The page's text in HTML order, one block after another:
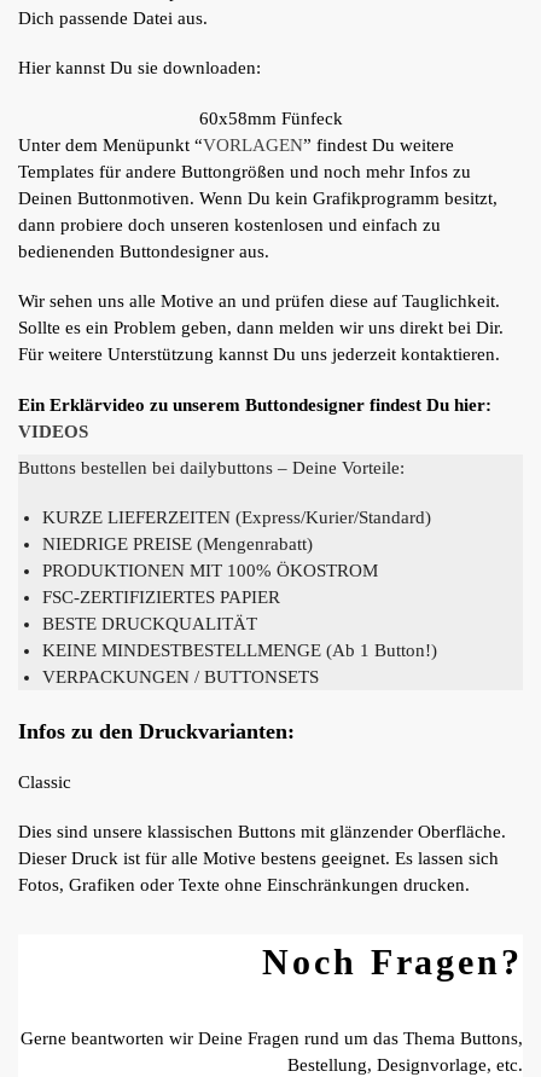
Dich passende Datei aus.
Hier kannst Du sie downloaden:
60x58mm Fünfeck
Unter dem Menüpunkt “VORLAGEN” findest Du weitere
Templates für andere Buttongrößen und noch mehr Infos zu
Deinen Buttonmotiven. Wenn Du kein Grafikprogramm besitzt,
dann probiere doch unseren kostenlosen und einfach zu
bedienenden Buttondesigner aus.
Wir sehen uns alle Motive an und prüfen diese auf Tauglichkeit.
Sollte es ein Problem geben, dann melden wir uns direkt bei Dir.
Für weitere Unterstützung kannst Du uns jederzeit kontaktieren.
Ein Erklärvideo zu unserem Buttondesigner findest Du hier:
VIDEOS
Buttons bestellen bei dailybuttons – Deine Vorteile:
KURZE LIEFERZEITEN (Express/Kurier/Standard)
NIEDRIGE PREISE (Mengenrabatt)
PRODUKTIONEN MIT 100% ÖKOSTROM
FSC-ZERTIFIZIERTES PAPIER
BESTE DRUCKQUALITÄT
KEINE MINDESTBESTELLMENGE (Ab 1 Button!)
VERPACKUNGEN / BUTTONSETS
Infos zu den Druckvarianten:
Classic
Dies sind unsere klassischen Buttons mit glänzender Oberfläche.
Dieser Druck ist für alle Motive bestens geeignet. Es lassen sich
Fotos, Grafiken oder Texte ohne Einschränkungen drucken.
Noch Fragen?
Gerne beantworten wir Deine Fragen rund um das Thema Buttons,
Bestellung, Designvorlage, etc.